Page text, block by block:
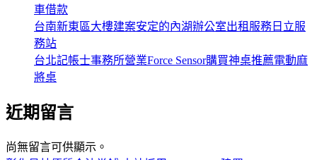
車借款
台南新東區大樓建案安定的內湖辦公室出租服務日立服
務站
台北記帳士事務所營業Force Sensor購買神桌推薦電動麻
將桌
近期留言
尚無留言可供顯示。